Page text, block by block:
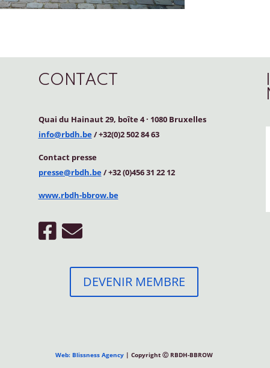
CONTACT
Quai du Hainaut 29, boîte 4· 1080 Bruxelles
info@rbdh.be/ +32(0)2 502 84 63
Contact presse
presse@rbdh.be/ +32 (0)456 31 22 12
www.rbdh-bbrow.be
DEVENIR MEMBRE
Web: Blissness Agency | Copyright Ⓒ RBDH-BBROW